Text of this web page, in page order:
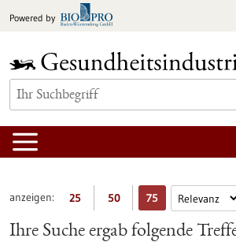
Inhalt
Powered by
anzeigen: 25 50 75
Ihre Suche ergab folgende